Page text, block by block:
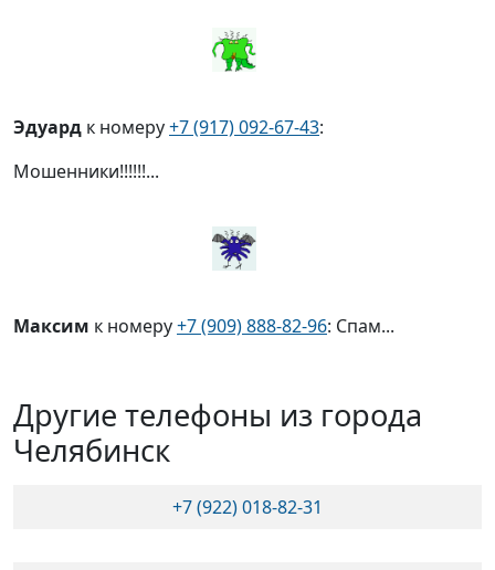
Эдуард к номеру+7 (917) 092-67-43:
Мошенники!!!!!!...
Максим к номеру+7 (909) 888-82-96: Спам...
Другие телефоны из города
Челябинск
+7 (922) 018-82-31